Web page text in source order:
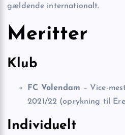
gældende internationalt.
Meritter
Klub
FC Volendam – Vice-
2021/22 (oprykning til
Individuelt